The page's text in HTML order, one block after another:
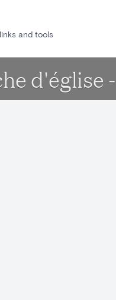
and tools
d'église